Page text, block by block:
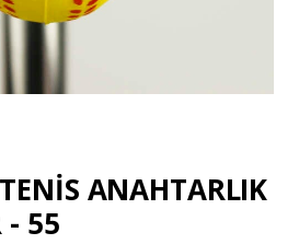
ANAHTARLIK
- 55